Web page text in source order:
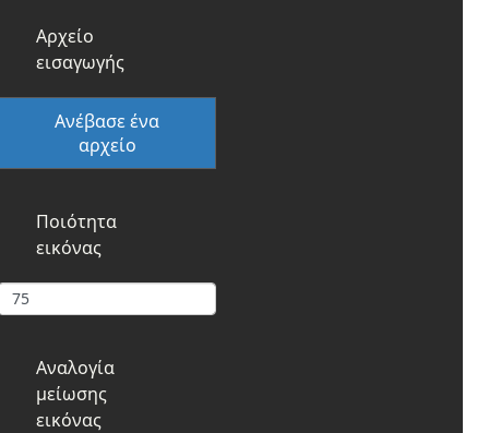
Αρχείο
εισαγωγής
Ανέβασε ένα
αρχείο
Ποιότητα
εικόνας
Αναλογία
μείωσης
εικόνας